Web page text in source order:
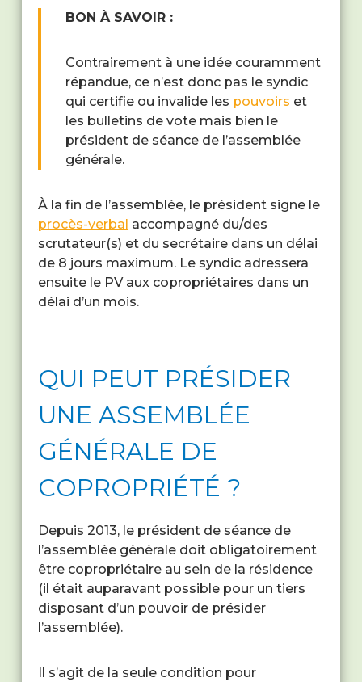
BON À SAVOIR :
Contrairement à une idée couramment
répandue, ce n’est donc pas le syndic
qui certifie ou invalide les pouvoirs et
les bulletins de vote mais bien le
président de séance de l’assemblée
générale.
À la fin de l’assemblée, le président signe le
procès-verbal accompagné du/des
scrutateur(s) et du secrétaire dans un délai
de 8 jours maximum. Le syndic adressera
ensuite le PV aux copropriétaires dans un
délai d’un mois.
QUI PEUT PRÉSIDER
UNE ASSEMBLÉE
GÉNÉRALE DE
COPROPRIÉTÉ ?
Depuis 2013, le président de séance de
l’assemblée générale doit obligatoirement
être copropriétaire au sein de la résidence
(il était auparavant possible pour un tiers
disposant d’un pouvoir de présider
l’assemblée).
Il s’agit de la seule condition pour